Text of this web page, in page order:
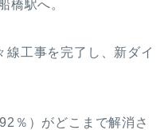
橋駅へ。
工事を完了し、新ダイ
％）がどこまで解消さ